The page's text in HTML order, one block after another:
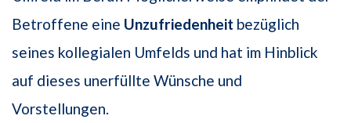
Betroffene eine Unzufriedenheit bezüglich
seines kollegialen Umfelds und hat im Hinblick
auf dieses unerfüllte Wünsche und
Vorstellungen.